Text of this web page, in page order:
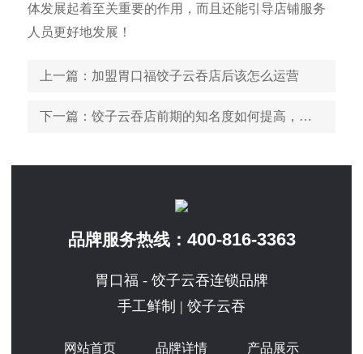
体发展起着至关重要的作用，而且还能引导店铺服务
人员更好地发展！
上一篇 ：加盟胃口福饺子云吞店后该怎么运营
下一篇 ：饺子云吞店前期的知名度如何提高，这些方法分享给你
品牌服务热线： 400-816-3363
胃口福 - 饺子云吞连锁品牌
手工鲜制 | 饺子云吞
网站首页 品牌详情 产品展示